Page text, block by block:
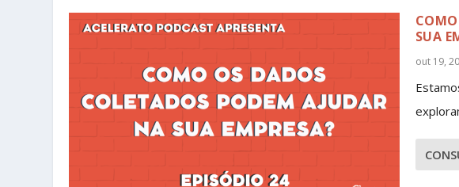
SUA
out 19,